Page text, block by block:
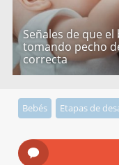
Señales de que el
tomando pecho
correcta
Bebés Etapas de